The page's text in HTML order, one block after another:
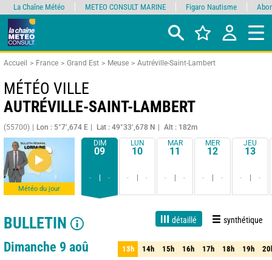
Accueil France Grand Est Meuse Autréville-Saint-Lambert
MÉTÉO VILLE
AUTRÉVILLE-SAINT-LAMBERT
(55700) Lon : 5°7’,674 E Lat : 49°33’,678 N Alt : 182m
Météo du jour
DIM
09
- -
LUN
10
- -
MAR
11
- -
MER
12
- -
JEU
13
- -
BULLETIN détaillé synthétique
Live 1 jour 3 jours 15 jours Fiabilité 85%
Dimanche 9 aoû 13h 14h 15h 16h 17h 18h 19h
13h 14h 15h 16h 17h 18h 19h
La Chaîne Météo METEO CONSULT MARINE Figaro Nautisme